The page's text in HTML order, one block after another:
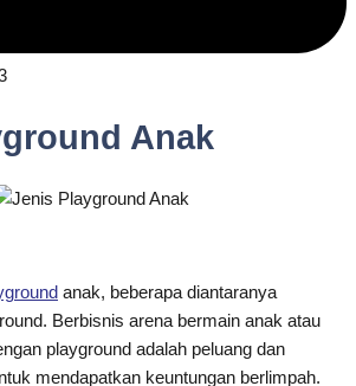
Anak
anak, beberapa diantaranya
Berbisnis arena bermain anak atau
playground adalah peluang dan
mendapatkan keuntungan berlimpah.